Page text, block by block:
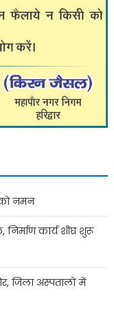
नमन
कार्य शीघ्र शुरू
जिला अस्पतालों में